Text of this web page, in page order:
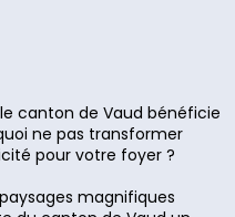
canton de Vaud bénéficie
ne pas transformer
pour votre foyer ?
magnifiques